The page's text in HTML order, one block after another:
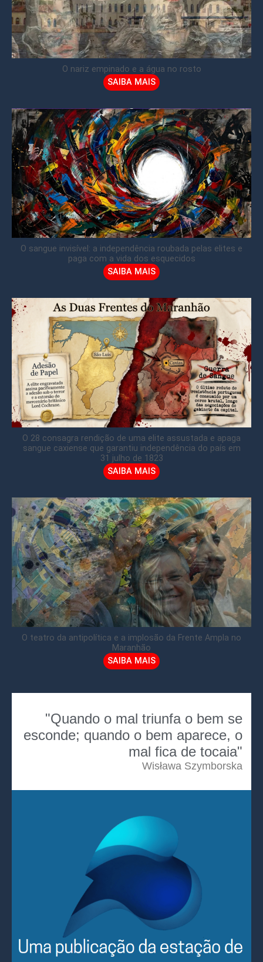
O nariz empinado e a água no rosto
SAIBA MAIS
O sangue invisível: a independência roubada pelas elites e
paga com a vida dos esquecidos
SAIBA MAIS
O 28 consagra rendição de uma elite assustada e apaga
sangue caxiense que garantiu independência do país em
31 julho de 1823
SAIBA MAIS
O teatro da antipolítica e a implosão da Frente Ampla no
Maranhão
SAIBA MAIS
"Quando o mal triunfa o bem se
esconde; quando o bem aparece, o
mal fica de tocaia"
Wisława Szymborska